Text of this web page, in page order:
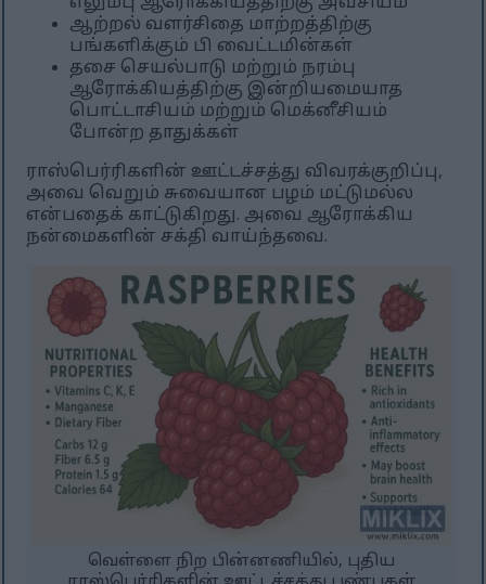
ஆற்றல் வளர்சிதை மாற்றத்திற்கு
பங்களிக்கும் பி வைட்டமின்கள்
தசை செயல்பாடு மற்றும் நரம்பு
ஆரோக்கியத்திற்கு இன்றியமையாத
பொட்டாசியம் மற்றும் மெக்னீசியம்
போன்ற தாதுக்கள்
ராஸ்பெர்ரிகளின் ஊட்டச்சத்து விவரக்குறிப்பு,
அவை வெறும் சுவையான பழம் மட்டுமல்ல
என்பதைக் காட்டுகிறது. அவை ஆரோக்கிய
நன்மைகளின் சக்தி வாய்ந்தவை.
வெள்ளை நிற பின்னணியில், புதிய